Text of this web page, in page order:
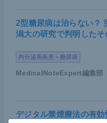
2型糖尿病は治らない？
潟大の研究で判明したそ
内分泌系疾患＞糖尿病
MedicalNoteExpert編集部
デジタル禁煙療法の有